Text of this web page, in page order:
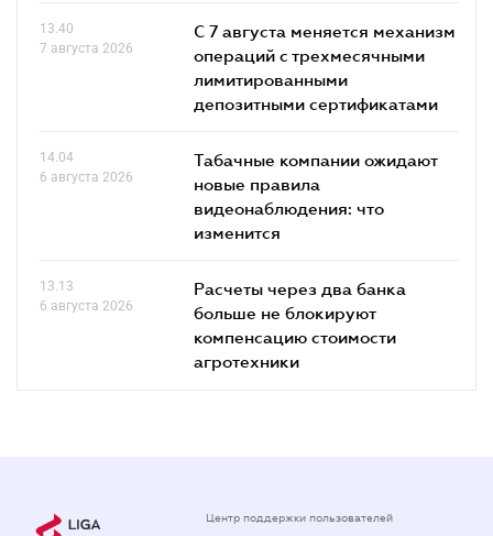
13.40
7 августа 2026
С 7 августа меняется механизм
операций с трехмесячными
лимитированными
депозитными сертификатами
14.04
6 августа 2026
Табачные компании ожидают
новые правила
видеонаблюдения: что
изменится
13.13
6 августа 2026
Расчеты через два банка
больше не блокируют
компенсацию стоимости
агротехники
Центр поддержки пользователей